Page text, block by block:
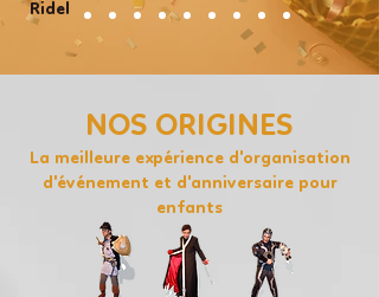
Ridel
NOS ORIGINES
La meilleure expérience d'organisation
d'événement et d'anniversaire pour
enfants